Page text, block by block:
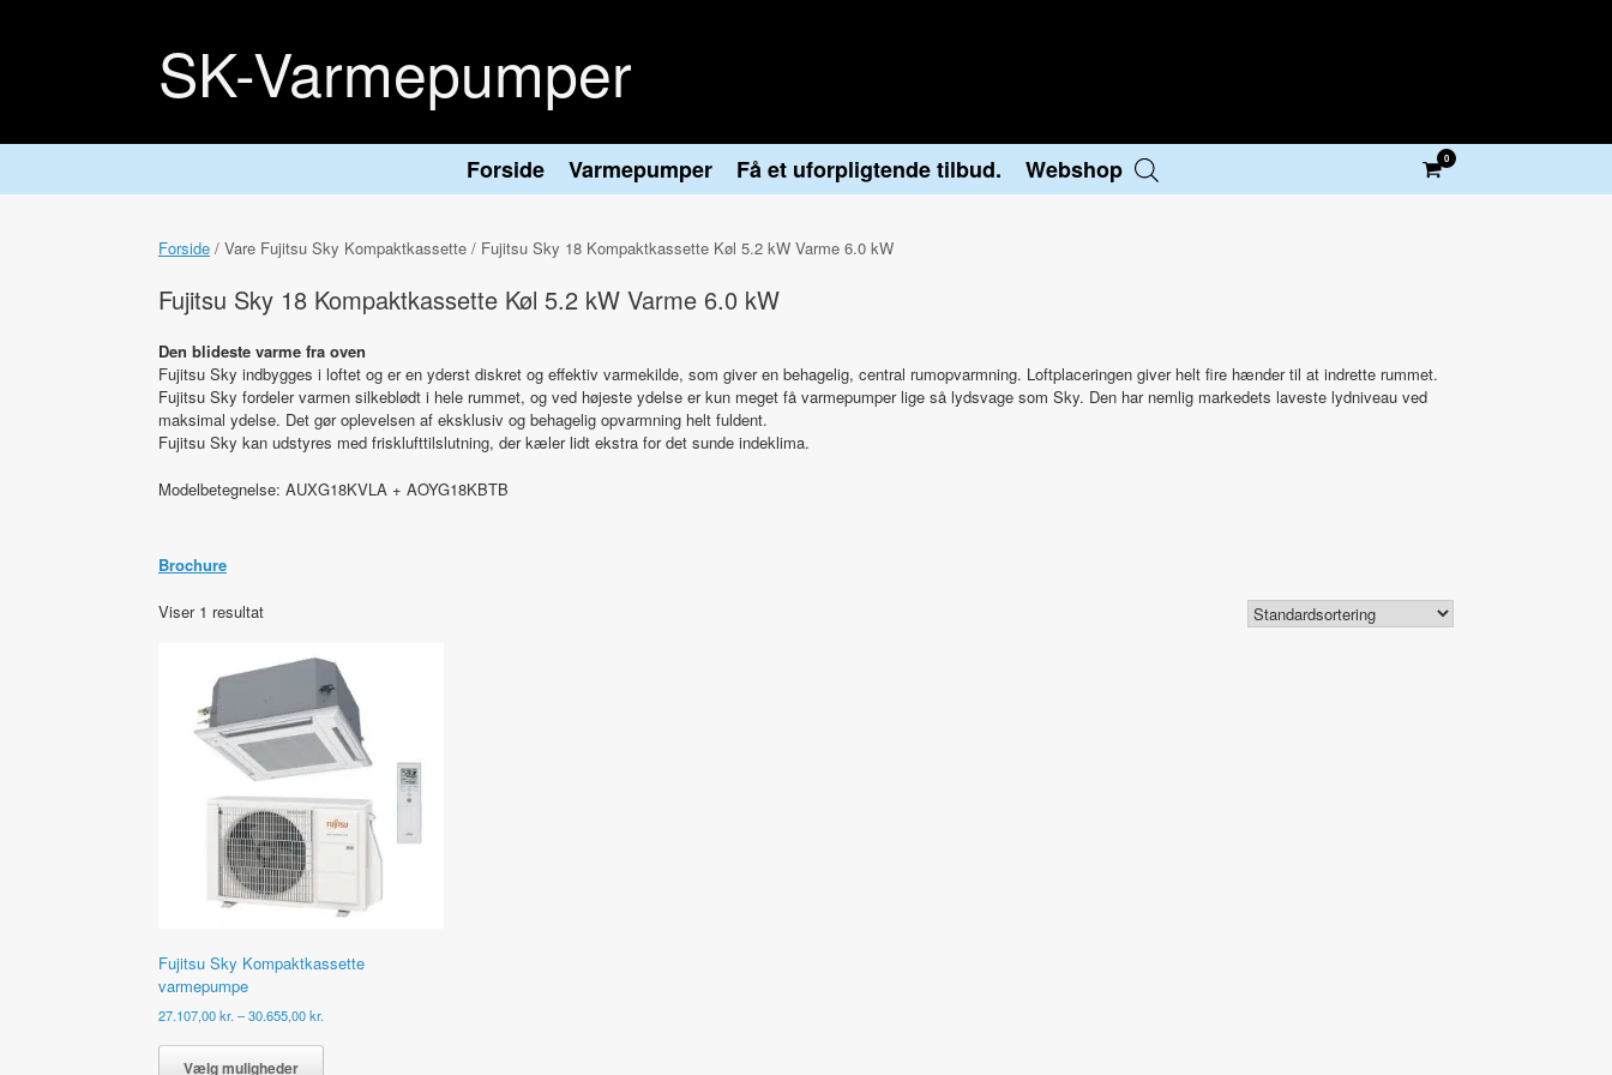
SK-Varmepumper
Forside Varmepumper Få et uforpligtende tilbud. Webshop View
shopping
0
Forside / Vare Fujitsu Sky Kompaktkassette / Fujitsu Sky 18 Kompaktkassette Køl 5.2 kW Varme 6.0 kW
Fujitsu Sky 18 Kompaktkassette Køl 5.2 kW Varme 6.0 kW
Den blideste varme fra oven
Fujitsu Sky indbygges i loftet og er en yderst diskret og effektiv varmekilde, som giver en behagelig, central rumopvarmning. Loftplaceringen giver helt fire hænder til at indrette rummet.
Fujitsu Sky fordeler varmen silkeblødt i hele rummet, og ved højeste ydelse er kun meget få varmepumper lige så lydsvage som Sky. Den har nemlig markedets laveste lydniveau ved
maksimal ydelse. Det gør oplevelsen af eksklusiv og behagelig opvarmning helt fuldent.
Fujitsu Sky kan udstyres med frisklufttilslutning, der kæler lidt ekstra for det sunde indeklima.
Modelbetegnelse: AUXG18KVLA + AOYG18KBTB
Brochure
Viser 1 resultat
Fujitsu Sky Kompaktkassette
varmepumpe
27.107,00kr. –30.655,00kr.
til
Vælg muligheder
Dette